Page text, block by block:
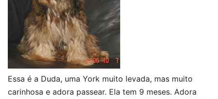
Essa é a Duda, uma York muito levada, mas muito
carinhosa e adora passear. Ela tem 9 meses. Adora